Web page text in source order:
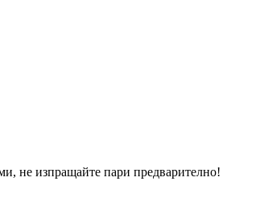
не изпращайте пари предварително!